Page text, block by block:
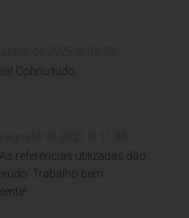
Cobriu tudo.
referências utilizadas dão
Trabalho bem